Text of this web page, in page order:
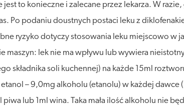
to konieczne i zalecane przez lekarza. W
Po podaniu doustnych postaci leku z
ryzyko dotyczy stosowania leku miejscowo w
lek nie ma wpływu lub wywiera
składnika soli kuchennej) na każde 15ml
– 9,0mg alkoholu (etanolu) w każdej dawce
lub 1ml wina. Taka mała ilość alkoholu nie